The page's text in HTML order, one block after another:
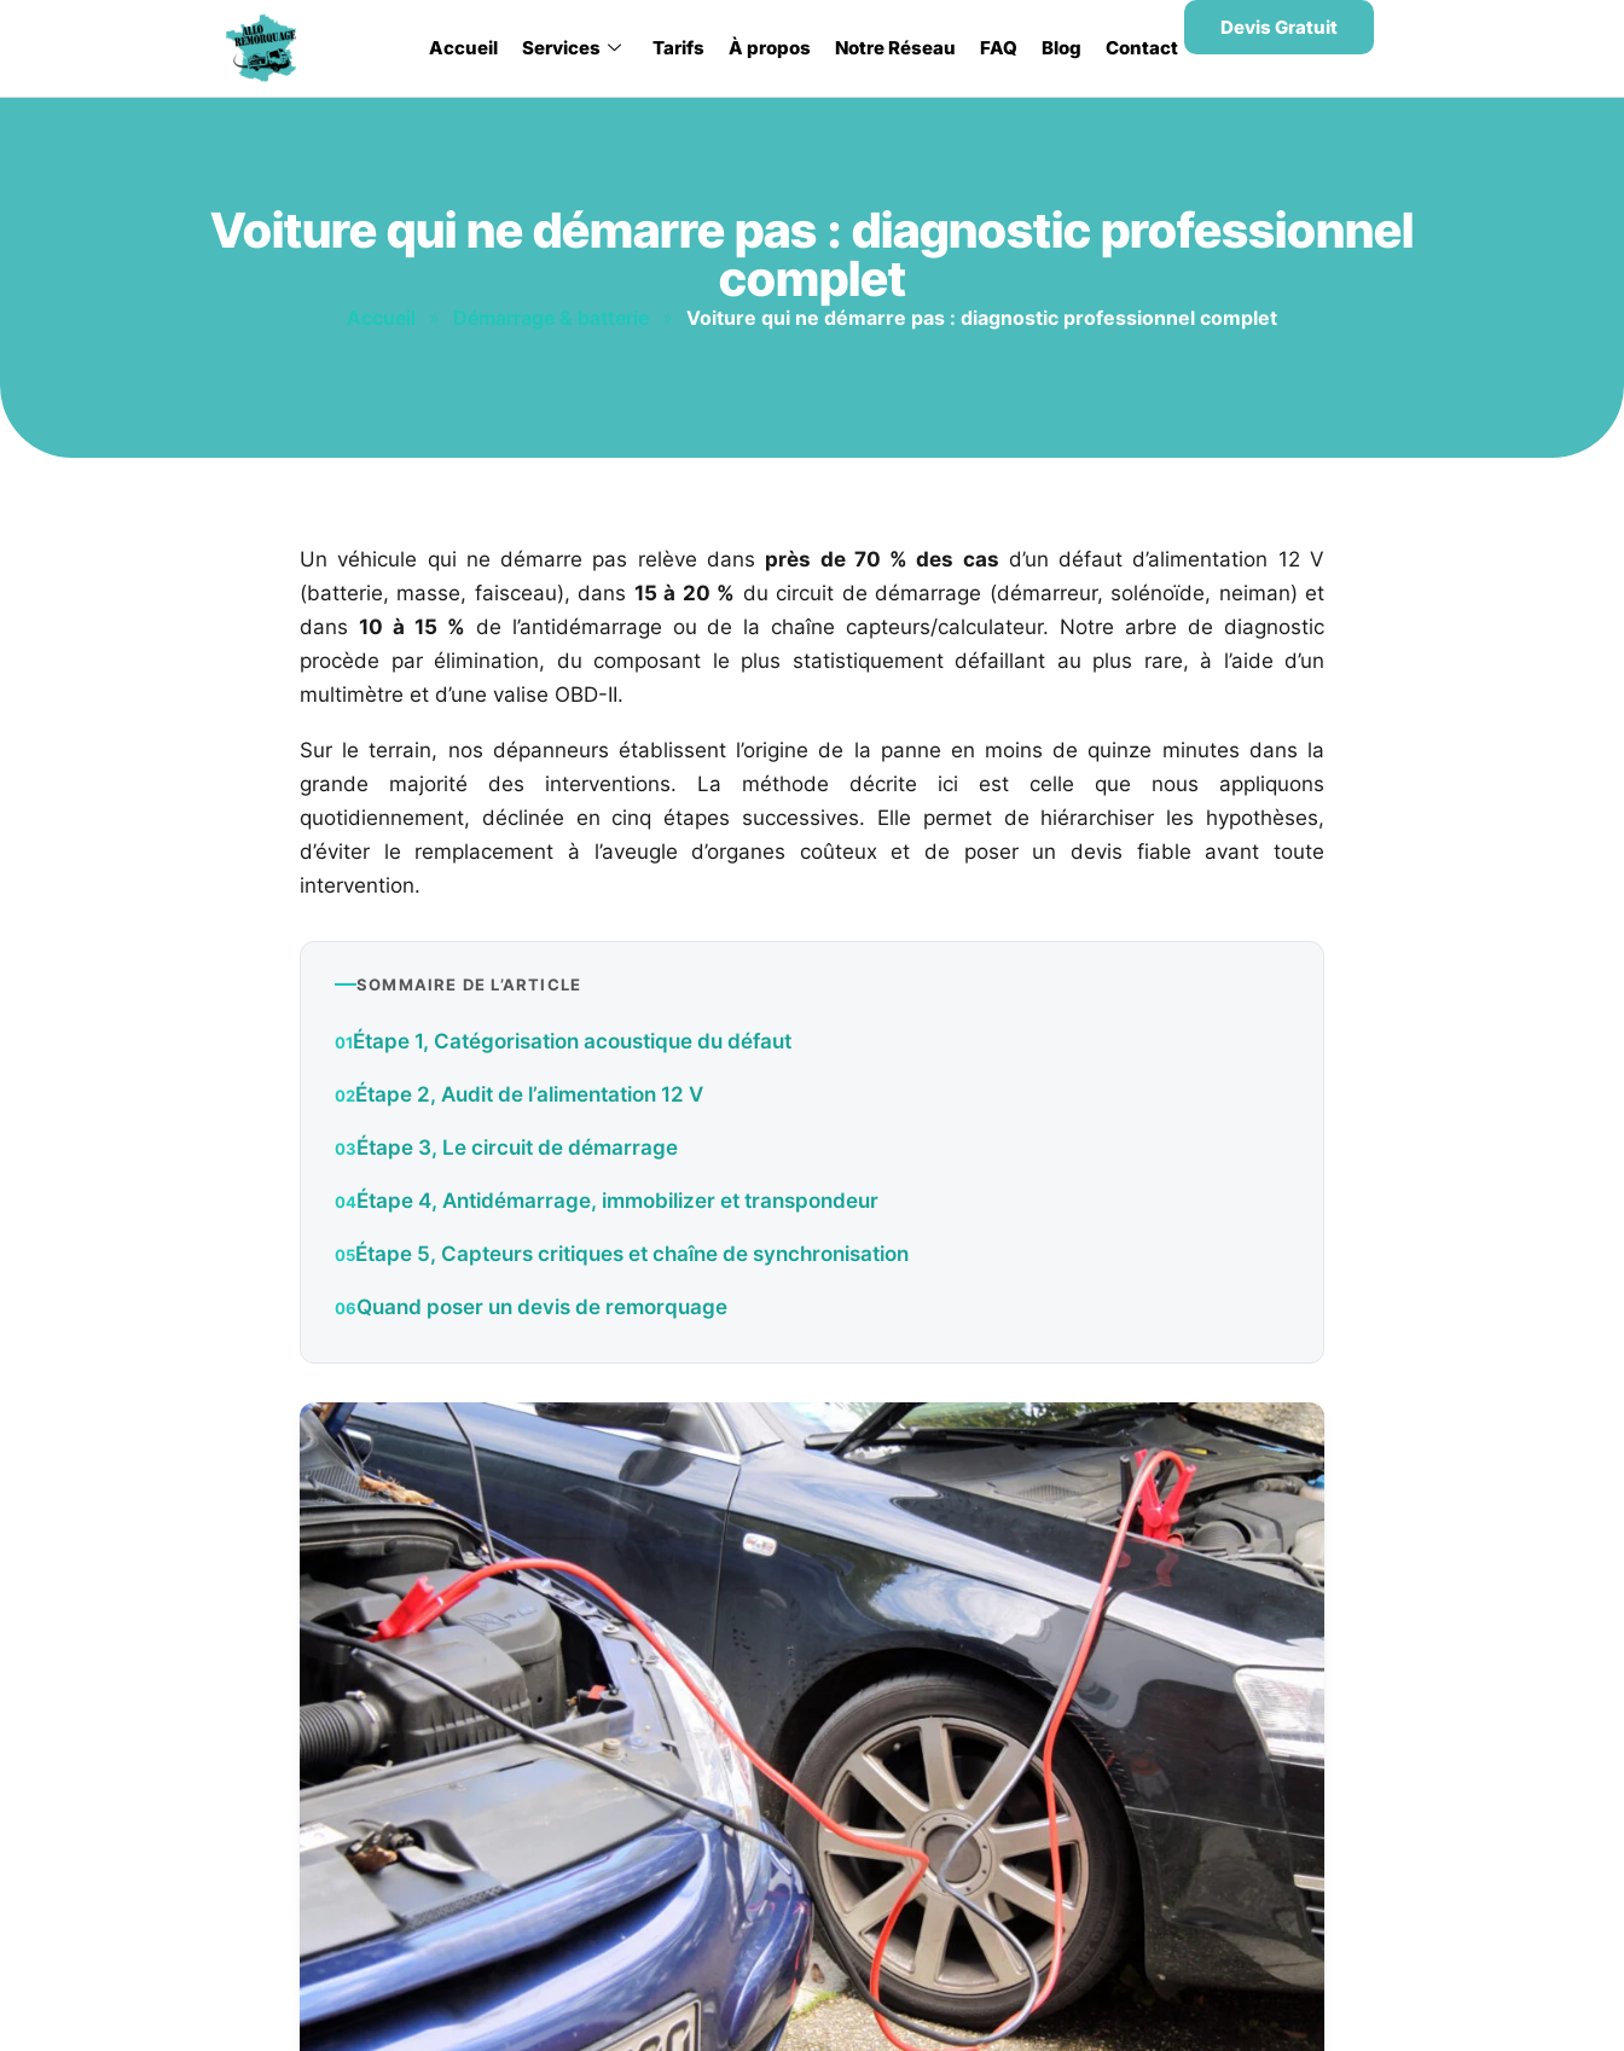
Accueil Services Tarifs À propos Notre Réseau FAQ Blog Contact
Devis Gratuit
Voiture qui ne démarre pas : diagnostic professionnel
complet
Accueil » Démarrage & batterie » Voiture qui ne démarre pas : diagnostic professionnel complet
Un véhicule qui ne démarre pas relève dans près de 70 % des cas d’un défaut d’alimentation 12 V
(batterie, masse, faisceau), dans 15 à 20 % du circuit de démarrage (démarreur, solénoïde, neiman) et
dans 10 à 15 % de l’antidémarrage ou de la chaîne capteurs/calculateur. Notre arbre de diagnostic
procède par élimination, du composant le plus statistiquement défaillant au plus rare, à l’aide d’un
multimètre et d’une valise OBD-II.
Sur le terrain, nos dépanneurs établissent l’origine de la panne en moins de quinze minutes dans la
grande majorité des interventions. La méthode décrite ici est celle que nous appliquons
quotidiennement, déclinée en cinq étapes successives. Elle permet de hiérarchiser les hypothèses,
d’éviter le remplacement à l’aveugle d’organes coûteux et de poser un devis fiable avant toute
intervention.
SOMMAIRE DE L’ARTICLE
Étape 1, Catégorisation acoustique du défaut
Étape 2, Audit de l’alimentation 12 V
Étape 3, Le circuit de démarrage
Étape 4, Antidémarrage, immobilizer et transpondeur
Étape 5, Capteurs critiques et chaîne de synchronisation
Quand poser un devis de remorquage